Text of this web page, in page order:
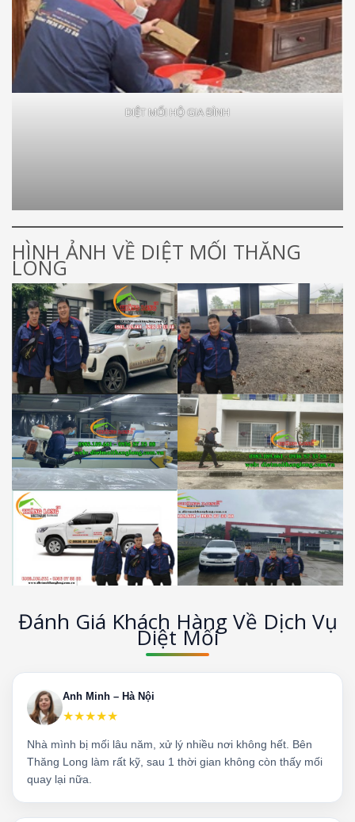
DIỆT MỐI HỘ GIA ĐÌNH
HÌNH ẢNH VỀ DIỆT MỐI THĂNG
LONG
Đánh Giá Khách Hàng Về Dịch Vụ
Diệt Mối
Anh Minh – Hà Nội
★★★★★
Nhà mình bị mối lâu năm, xử lý nhiều nơi không hết. Bên
Thăng Long làm rất kỹ, sau 1 thời gian không còn thấy mối
quay lại nữa.